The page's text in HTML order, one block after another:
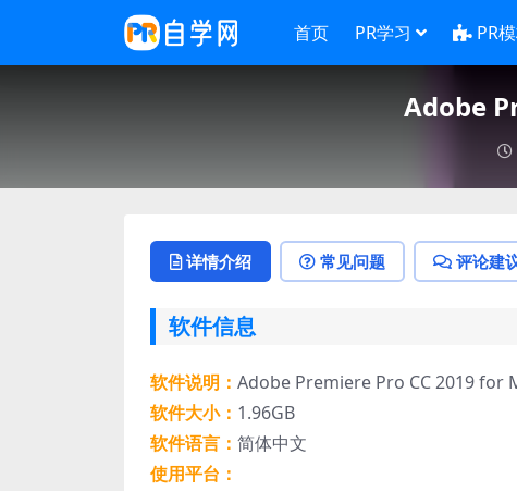
首页 PR学习 PR
Adobe
详情介绍 常见问题 评论建
软件信息
软件说明： Adobe Premiere Pro CC 2019 for
软件大小： 1.96GB
软件语言： 简体中文
使用平台：